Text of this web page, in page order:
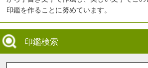
印鑑を作ることに努めています。
印鑑検索